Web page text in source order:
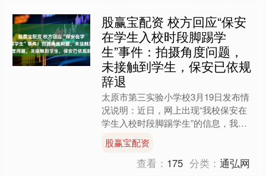
股赢宝配资 校方回应“保安
在学生入校时段脚踢学
生”事件：拍摄角度问题，
未接触到学生，保安已依规
辞退
太原市第三实验小学校3月19日发布情
况说明：近日，网上出现“我校保安在
学生入校时段脚踢学生”的信息，我校
高度重视，立即调取多角度监控，并与
现场工作人员谈话了解，....
股赢宝配资
查看： 175 分类：通弘网